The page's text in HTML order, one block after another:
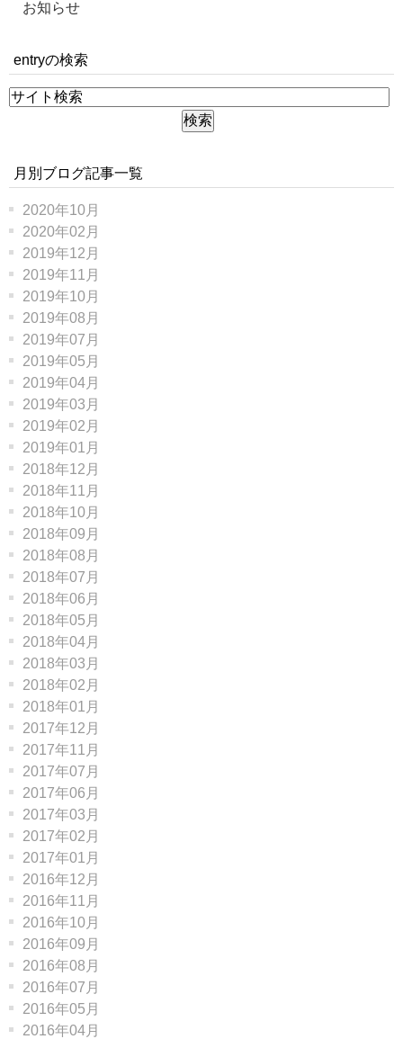
お知らせ
entryの検索
月別ブログ記事一覧
2020年10月
2020年02月
2019年12月
2019年11月
2019年10月
2019年08月
2019年07月
2019年05月
2019年04月
2019年03月
2019年02月
2019年01月
2018年12月
2018年11月
2018年10月
2018年09月
2018年08月
2018年07月
2018年06月
2018年05月
2018年04月
2018年03月
2018年02月
2018年01月
2017年12月
2017年11月
2017年07月
2017年06月
2017年03月
2017年02月
2017年01月
2016年12月
2016年11月
2016年10月
2016年09月
2016年08月
2016年07月
2016年05月
2016年04月